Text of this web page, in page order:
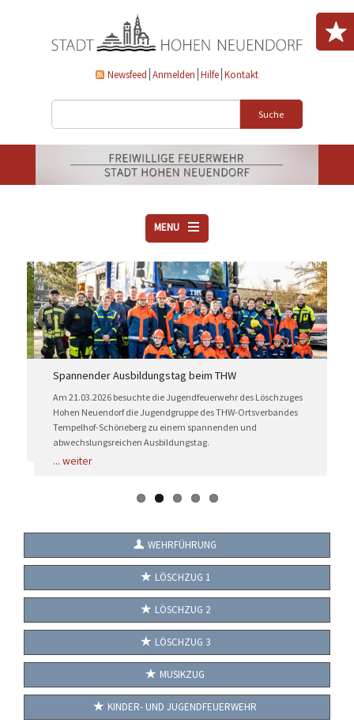
Newsfeed Anmelden Hilfe Kontakt
Suche
MENU
ÜBER UNS
VEREINE
AKTUELLES
DOWNLOADS
KONTAKT
TECHNIK
EINSÄTZE
Spannender Ausbildungstag beim THW
Am 21.03.2026 besuchte die Jugendfeuerwehr des Löschzuges
Hohen Neuendorf die Jugendgruppe des THW-Ortsverbandes
Tempelhof-Schöneberg zu einem spannenden und
abwechslungsreichen Ausbildungstag.
...weiter
WEHRFÜHRUNG
LÖSCHZUG 1
LÖSCHZUG 2
LÖSCHZUG 3
MUSIKZUG
KINDER- UND JUGENDFEUERWEHR